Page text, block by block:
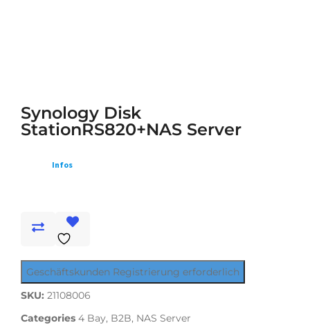
Synology Disk
StationRS820+NAS Server
Infos
Geschäftskunden Registrierung erforderlich
SKU: 21108006
Categories 4 Bay, B2B, NAS Server